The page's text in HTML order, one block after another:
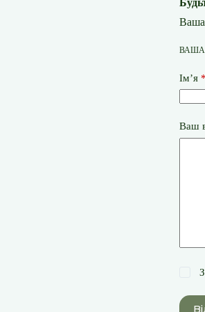
Ваша
ВАША
Ім’я*
Ваш